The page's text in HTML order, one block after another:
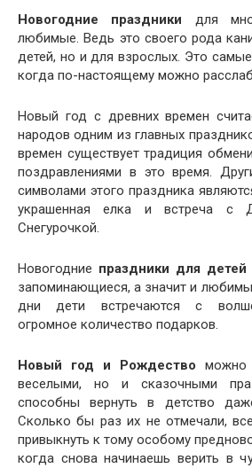
Новогодние праздники для
любимые. Ведь это своего рода
детей, но и для взрослых. Это
когда по-настоящему можно
Новый год с древних времен
народов одним из главных
времен существует традиция
поздравлениями в это время.
символами этого праздника
украшенная елка и встреча с
Снегурочкой.
Новогодние праздники для детей
запоминающиеся, а значит и
дни дети встречаются с
огромное количество подарков.
Новый год и Рождество можно
веселыми, но и сказочными
способны вернуть в детство
Сколько бы раз их не отмечали,
привыкнуть к тому особому
когда снова начинаешь верить в